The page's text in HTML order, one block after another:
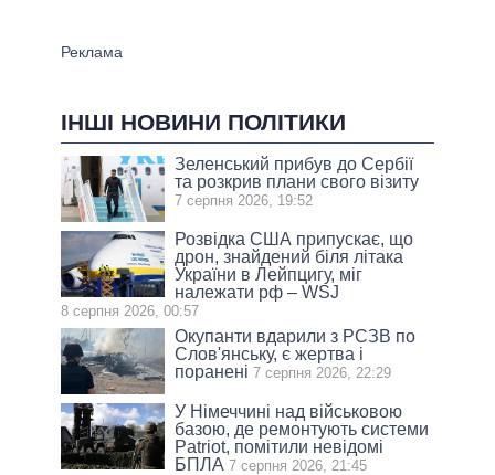
ІНШІ НОВИНИ ПОЛІТИКИ
Зеленський прибув до Сербії
та розкрив плани свого візиту
7 серпня 2026, 19:52
Розвідка США припускає, що
дрон, знайдений біля літака
України в Лейпцигу, міг
належати рф – WSJ
8 серпня 2026, 00:57
Окупанти вдарили з РСЗВ по
Слов'янську, є жертва і
поранені 7 серпня 2026, 22:29
У Німеччині над військовою
базою, де ремонтують системи
Patriot, помітили невідомі
БПЛА 7 серпня 2026, 21:45